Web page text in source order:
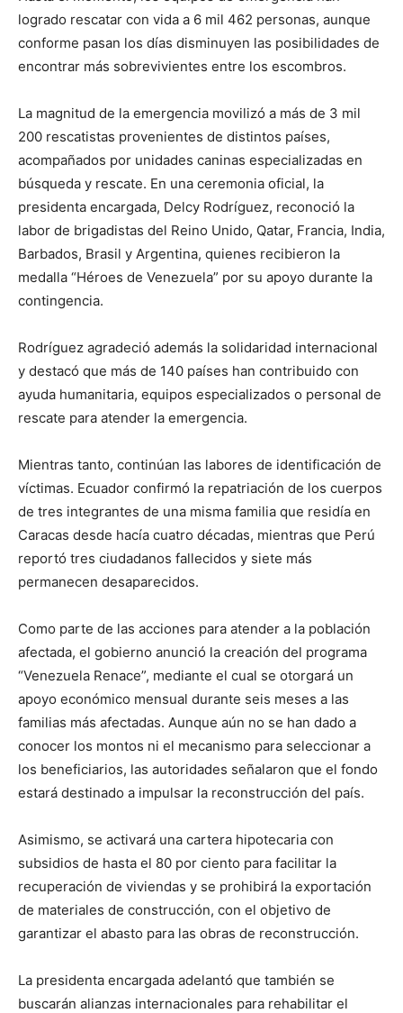
logrado rescatar con vida a 6 mil 462 personas, aunque
conforme pasan los días disminuyen las posibilidades de
encontrar más sobrevivientes entre los escombros.
La magnitud de la emergencia movilizó a más de 3 mil
200 rescatistas provenientes de distintos países,
acompañados por unidades caninas especializadas en
búsqueda y rescate. En una ceremonia oficial, la
presidenta encargada, Delcy Rodríguez, reconoció la
labor de brigadistas del Reino Unido, Qatar, Francia, India,
Barbados, Brasil y Argentina, quienes recibieron la
medalla “Héroes de Venezuela” por su apoyo durante la
contingencia.
Rodríguez agradeció además la solidaridad internacional
y destacó que más de 140 países han contribuido con
ayuda humanitaria, equipos especializados o personal de
rescate para atender la emergencia.
Mientras tanto, continúan las labores de identificación de
víctimas. Ecuador confirmó la repatriación de los cuerpos
de tres integrantes de una misma familia que residía en
Caracas desde hacía cuatro décadas, mientras que Perú
reportó tres ciudadanos fallecidos y siete más
permanecen desaparecidos.
Como parte de las acciones para atender a la población
afectada, el gobierno anunció la creación del programa
“Venezuela Renace”, mediante el cual se otorgará un
apoyo económico mensual durante seis meses a las
familias más afectadas. Aunque aún no se han dado a
conocer los montos ni el mecanismo para seleccionar a
los beneficiarios, las autoridades señalaron que el fondo
estará destinado a impulsar la reconstrucción del país.
Asimismo, se activará una cartera hipotecaria con
subsidios de hasta el 80 por ciento para facilitar la
recuperación de viviendas y se prohibirá la exportación
de materiales de construcción, con el objetivo de
garantizar el abasto para las obras de reconstrucción.
La presidenta encargada adelantó que también se
buscarán alianzas internacionales para rehabilitar el